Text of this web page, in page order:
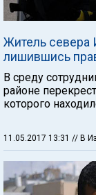
Житель севера
лишившись
В среду
районе
которого
11.05.2017 13:31 // В